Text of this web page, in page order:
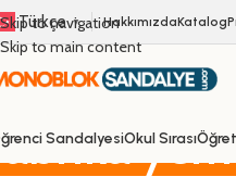
Skip to navigation
Skip to main content
Türkçe ▼ HakkımızdaKatalog
SandalyesiOkul Sırası